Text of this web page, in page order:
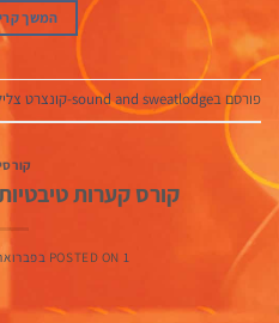
המשך
פורסם בsound and sweatlodge-קונצרט צלילים וטקס סווטלודג'
קורס קערות
POSTED ON 1 בפברואר 2014